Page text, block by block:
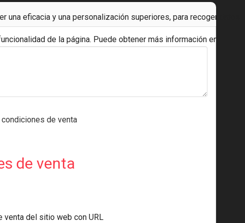
de venta
de venta
venta del sitio web con URL
una eficacia y una personalización superiores, para recoger datos
de la página. Puede obtener más información en